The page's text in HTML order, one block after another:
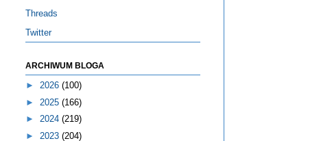
Threads
Twitter
ARCHIWUM BLOGA
► 2026 (100)
► 2025 (166)
► 2024 (219)
► 2023 (204)